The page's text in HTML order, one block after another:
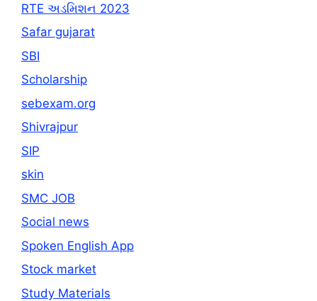
RTE અડમિશન 2023
Safar gujarat
SBI
Scholarship
sebexam.org
Shivrajpur
SIP
skin
SMC JOB
Social news
Spoken English App
Stock market
Study Materials